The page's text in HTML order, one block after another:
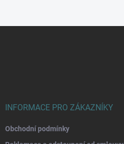
INFORMACE PRO ZÁKAZNÍKY
Obchodní podmínky